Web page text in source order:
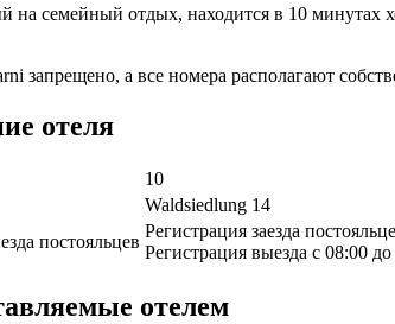
на семейный отдых, находится в 10 минутах
запрещено, а все номера располагают
отеля
10
Waldsiedlung 14
постояльцев
Регистрация заезда
Регистрация выезда с 08:00
отелем